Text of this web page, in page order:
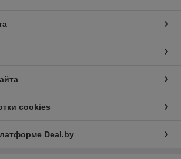
cookies
Deal.by